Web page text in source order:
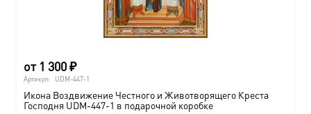
от 1 300₽
Артикул: UDM-447-1
Икона Воздвижение Честного и Животворящего Креста
Господня UDM-447-1 в подарочной коробке